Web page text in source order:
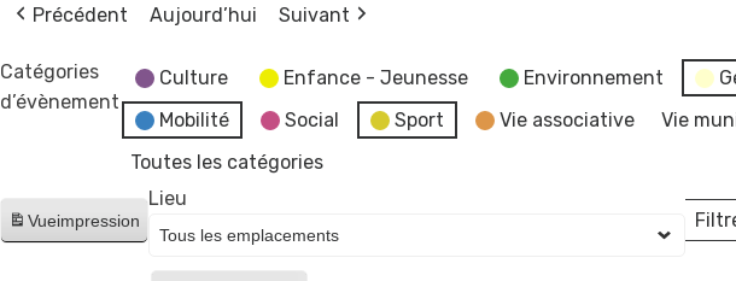
Précédent
Aujourd’hui Suivant
Catégories
d’évènement
Culture Enfance - Jeunesse Environnement
Mobilité
Social Sport Vie associative
Vie
Toutes les catégories
Vueimpression
Lieu